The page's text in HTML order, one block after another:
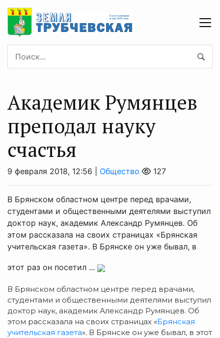
Академик Румянцев
преподал науку
счастья
9 февраля 2018, 12:56 | Общество 127
В Брянском областном центре перед врачами,
студентами и общественными деятелями выступил
доктор наук, академик Александр Румянцев. Об
этом рассказала на своих страницах «Брянская
учительская газета». В Брянске он уже бывал, в
этот раз он посетил ...
В Брянском областном центре перед врачами,
студентами и общественными деятелями выступил
доктор наук, академик Александр Румянцев. Об
этом рассказала на своих страницах «Брянская
учительская газета». В Брянске он уже бывал, в этот